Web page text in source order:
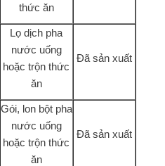
thức ăn
Lọ dịch pha
nước uống
hoặc trộn thức
ăn
Đã sản xuất
Gói, lon bột pha
nước uống
hoặc trộn thức
ăn
Đã sản xuất